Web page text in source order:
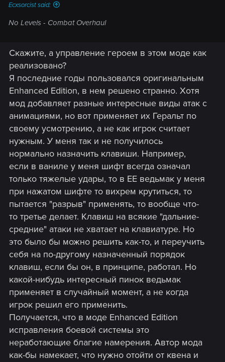
Ecxsorcist said:
No Levels - Combat Overhaul
Скажите, а управление героем в этом моде как
реализовано?
Я последние годы пользовался оригинальным
Enhanced Edition, в нем решено странно. Хотя
мод добавляет разные интересные виды атак с
анимациями, но вот применяет их Геральт по
своему усмотрению, а не как игрок считает
нужным. У меня так и не получилось
нормально назначить клавиши. Например,
если в ваниле у меня шифт всегда означал
только тяжелые удары, то в ЕЕ ведьмак у меня
при нажатом шифте то вихрем крутиться, то
пытается "разрыв" применять, то вообще что-
то третье делает. Клавиш на всякие "дальние-
средние" атаки не хватает на клавиатуре. Но
это было бы можно решить как-то, и переучить
себя на по-другому назначенный порядок
клавиш, если бы он, в принципе, работал. Но
какой-нибудь интересный пинок ведьмак
применяет в случайный момент, а не когда
игрок решил его применить.
Получается, что в моде Enhanced Edition
исправления боевой системы это
неработающие благие намерения. Автор мода
как-бы намекает, что нужно отойти от квена и